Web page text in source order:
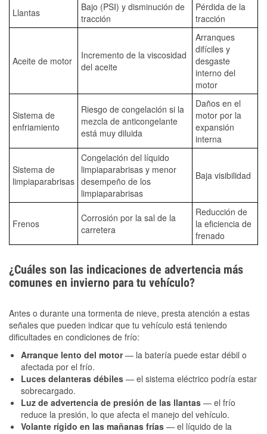
Llantas
Bajo (PSI) y disminución de
tracción
Pérdida de la
tracción
Aceite de motor
Incremento de la viscosidad
del aceite
Arranques
difíciles y
desgaste
interno del
motor
Sistema de
enfriamiento
Riesgo de congelación si la
mezcla de anticongelante
está muy diluida
Daños en el
motor por la
expansión
interna
Sistema de
limpiaparabrisas
Congelación del líquido
limpiaparabrisas y menor
desempeño de los
limpiaparabrisas
Baja visibilidad
Frenos
Corrosión por la sal de la
carretera
Reducción de
la eficiencia de
frenado
¿Cuáles son las indicaciones de advertencia más
comunes en invierno para tu vehículo?
Antes o durante una tormenta de nieve, presta atención a estas
señales que pueden indicar que tu vehículo está teniendo
dificultades en condiciones de frío:
Arranque lento del motor— la batería puede estar débil o
afectada por el frío.
Luces delanteras débiles — el sistema eléctrico podría estar
sobrecargado.
Luz de advertencia de presión de las llantas — el frío
reduce la presión, lo que afecta el manejo del vehículo.
Volante rígido en las mañanas frías — el líquido de la